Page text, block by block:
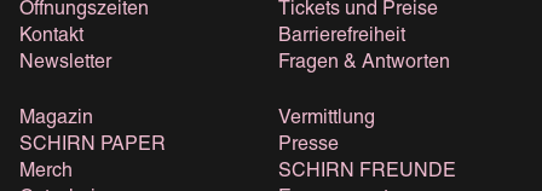
Öffnungszeiten
Kontakt
Newsletter
Tickets und Preise
Barrierefreiheit
Fragen & Antworten
Magazin
SCHIRN PAPER
Merch
Vermittlung
Presse
SCHIRN FREUNDE